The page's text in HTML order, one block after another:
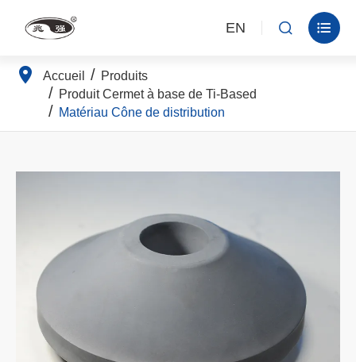
EN  
Accueil
Produits
Produit Cermet à base de Ti-Based
Matériau Cône de distribution